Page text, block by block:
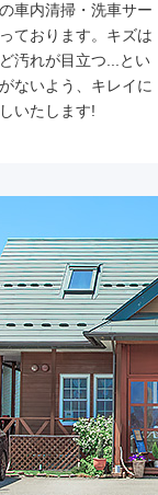
車内清掃・洗車サー
ております。キズは
汚れが目立つ...とい
ないよう、キレイに
いたします!